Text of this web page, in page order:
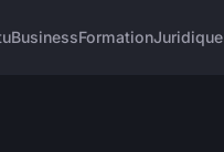
BusinessFormationJuridique